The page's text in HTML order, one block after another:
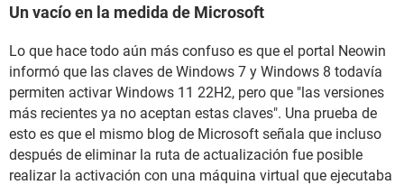
Un vacío en la medida de Microsoft
Lo que hace todo aún más confuso es que el portal Neowin
informó que las claves de Windows 7 y Windows 8 todavía
permiten activar Windows 11 22H2, pero que "las versiones
más recientes ya no aceptan estas claves". Una prueba de
esto es que el mismo blog de Microsoft señala que incluso
después de eliminar la ruta de actualización fue posible
realizar la activación con una máquina virtual que ejecutaba